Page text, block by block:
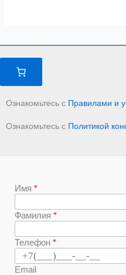
Ознакомьтесь с Правилами и
Ознакомьтесь с Политикой
Имя
Фамилия
Телефон
Email